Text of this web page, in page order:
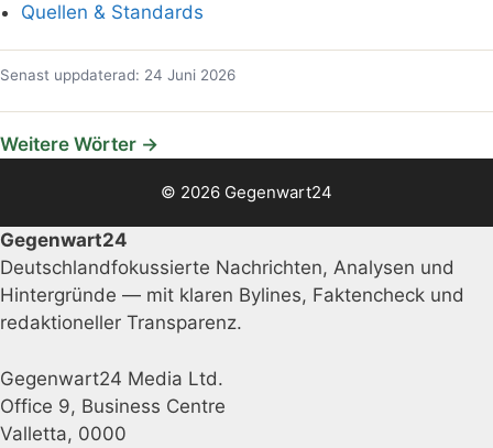
Quellen & Standards
Senast uppdaterad: 24 Juni 2026
Weitere Wörter →
© 2026 Gegenwart24
Gegenwart24
Deutschlandfokussierte Nachrichten, Analysen und
Hintergründe — mit klaren Bylines, Faktencheck und
redaktioneller Transparenz.
Gegenwart24 Media Ltd.
Office 9, Business Centre
Valletta, 0000